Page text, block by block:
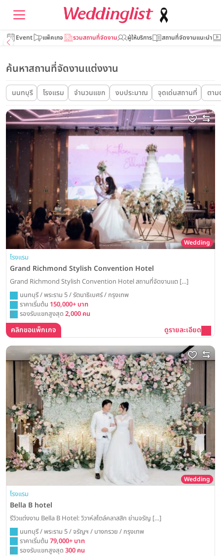
Event แพ็คเกจ รวมสถานที่จัดงาน ผู้ให้บริการ สถานที่จัดงานแนะนำ
ค้นหาสถานที่จัดงานแต่งงาน
นนทบุรี โรงแรม จำนวนแขก งบประมาณ จุดเด่นสถานที่ ตา
Wedding
โรงแรม
Grand Richmond Stylish Convention Hotel
Grand Richmond Stylish Convention Hotel สถานที่จัดงานแต […]
นนทบุรี / พระราม 5 / รัตนาธิเบศร์ / กรุงเทพ
ราคาเริ่มต้น 150,000+ บาท
รองรับแขกสูงสุด 2,000 คน
คลิกขอแพ็กเกจ ดูรายละเอียด
Wedding
โรงแรม
Bella B hotel
รีวิวแต่งงาน Bella B Hotel: วิวาห์สไตล์คลาสสิก ย่านจรัญ […]
นนทบุรี / พระราม 5 / จรัญฯ / บางกรวย / กรุงเทพ
ราคาเริ่มต้น 79,000+ บาท
รองรับแขกสูงสุด 300 คน